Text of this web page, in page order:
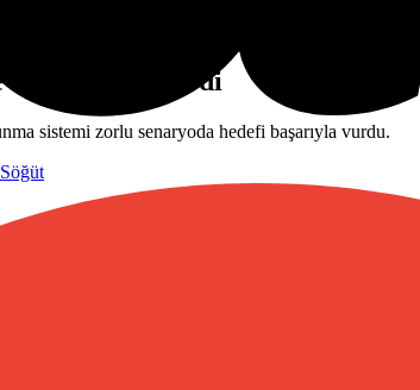
envanterine girdi
sistemi zorlu senaryoda hedefi başarıyla vurdu.